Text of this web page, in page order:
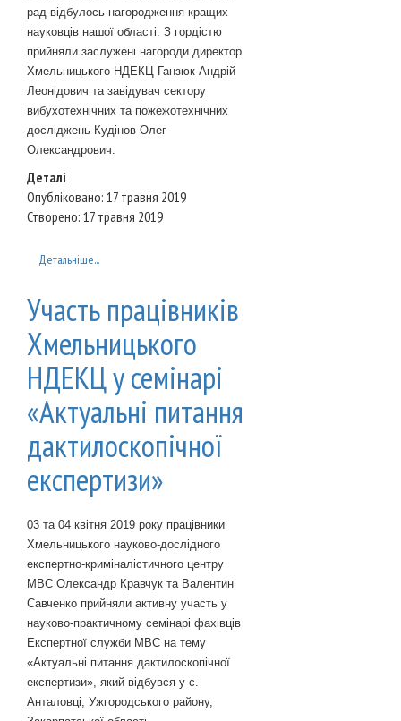
рад відбулось нагородження кращих
науковців нашої області. З гордістю
прийняли заслужені нагороди директор
Хмельницького НДЕКЦ Ганзюк Андрій
Леонідович та завідувач сектору
вибухотехнічних та пожежотехнічних
досліджень Кудінов Олег
Олександрович.
Деталі
Опубліковано: 17 травня 2019
Створено: 17 травня 2019
Детальніше...
Участь працівників
Хмельницького
НДЕКЦ у семінарі
«Актуальні питання
дактилоскопічної
експертизи»
03 та 04 квітня 2019 року працівники
Хмельницького науково-дослідного
експертно-криміналістичного центру
МВС Олександр Кравчук та Валентин
Савченко прийняли активну участь у
науково-практичному семінарі фахівців
Експертної служби МВС на тему
«Актуальні питання дактилоскопічної
експертизи», який відбувся у с.
Анталовці, Ужгородського району,